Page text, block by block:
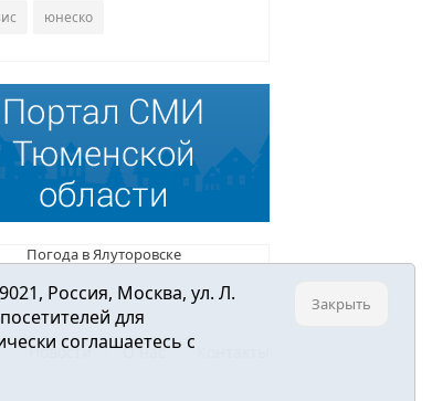
юнеско
Погода в Ялуторовске
Новости О нас
Россия, Москва, ул. Л.
для
соглашаетесь с
Закрыть